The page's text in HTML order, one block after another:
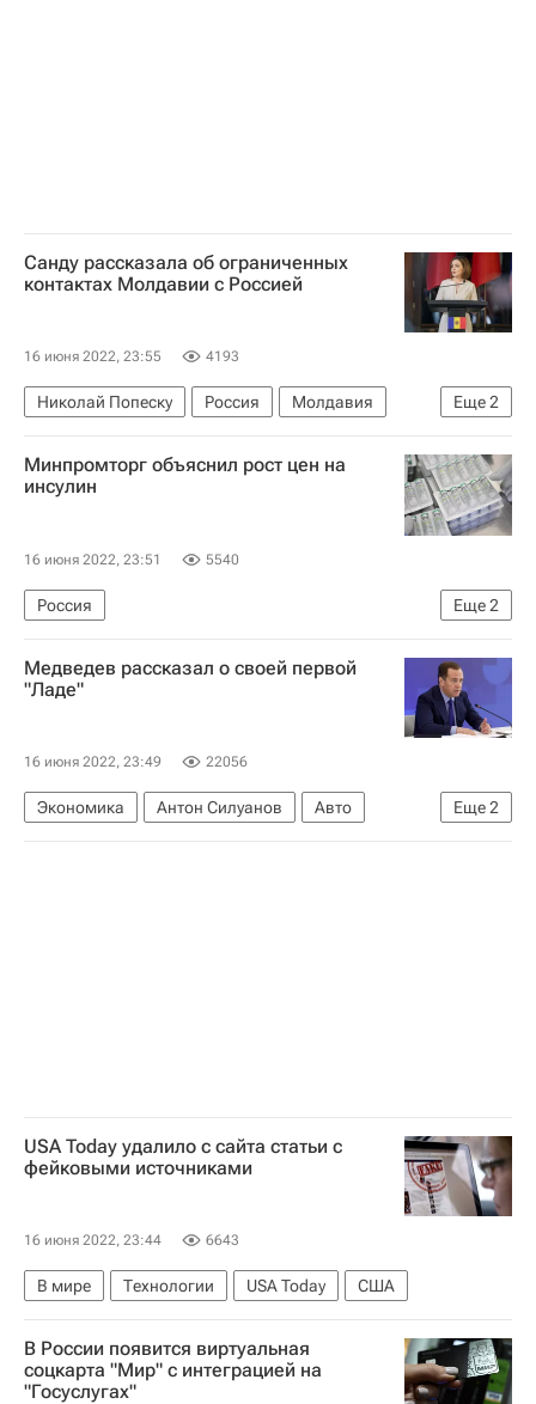
Санду рассказала об ограниченных
контактах Молдавии с Россией
16 июня 2022, 23:55 4193
Еще2
Николай Попеску Россия
Молдавия
Кишинев
Майя Санду
Минпромторг объяснил рост цен на
инсулин
16 июня 2022, 23:51 5540
Еще2
Россия
Министерство промышленности и торговли РФ (Минпромторг России)
Медведев рассказал о своей первой
"Ладе"
16 июня 2022, 23:49 22056
Еще2
Экономика Антон Силуанов
Авто
Фонд "Петербургский международный экономический форум" (фонд)
USA Today удалило с сайта статьи с
фейковыми источниками
16 июня 2022, 23:44 6643
В мире Технологии USA Today США
В России появится виртуальная
соцкарта "Мир" с интеграцией на
"Госуслугах"